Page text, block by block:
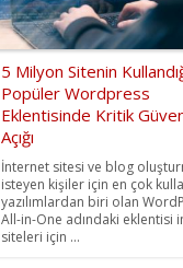
5 Milyon Sitenin
Popüler Wordpress
Eklentisinde Kritik
Açığı
İnternet sitesi ve blog
isteyen kişiler için en çok
yazılımlardan biri olan
All-in-One adındaki eklentisi
siteleri için ...